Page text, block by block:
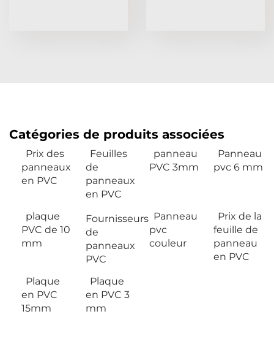
Catégories de produits associées
Prix des
panneaux
en PVC
Feuilles
de
panneaux
en PVC
panneau
PVC 3mm
Panneau
pvc 6 mm
plaque
PVC de 10
mm
Fournisseurs
de
panneaux
PVC
Panneau
pvc
couleur
Prix de la
feuille de
panneau
en PVC
Plaque
en PVC
15mm
Plaque
en PVC 3
mm